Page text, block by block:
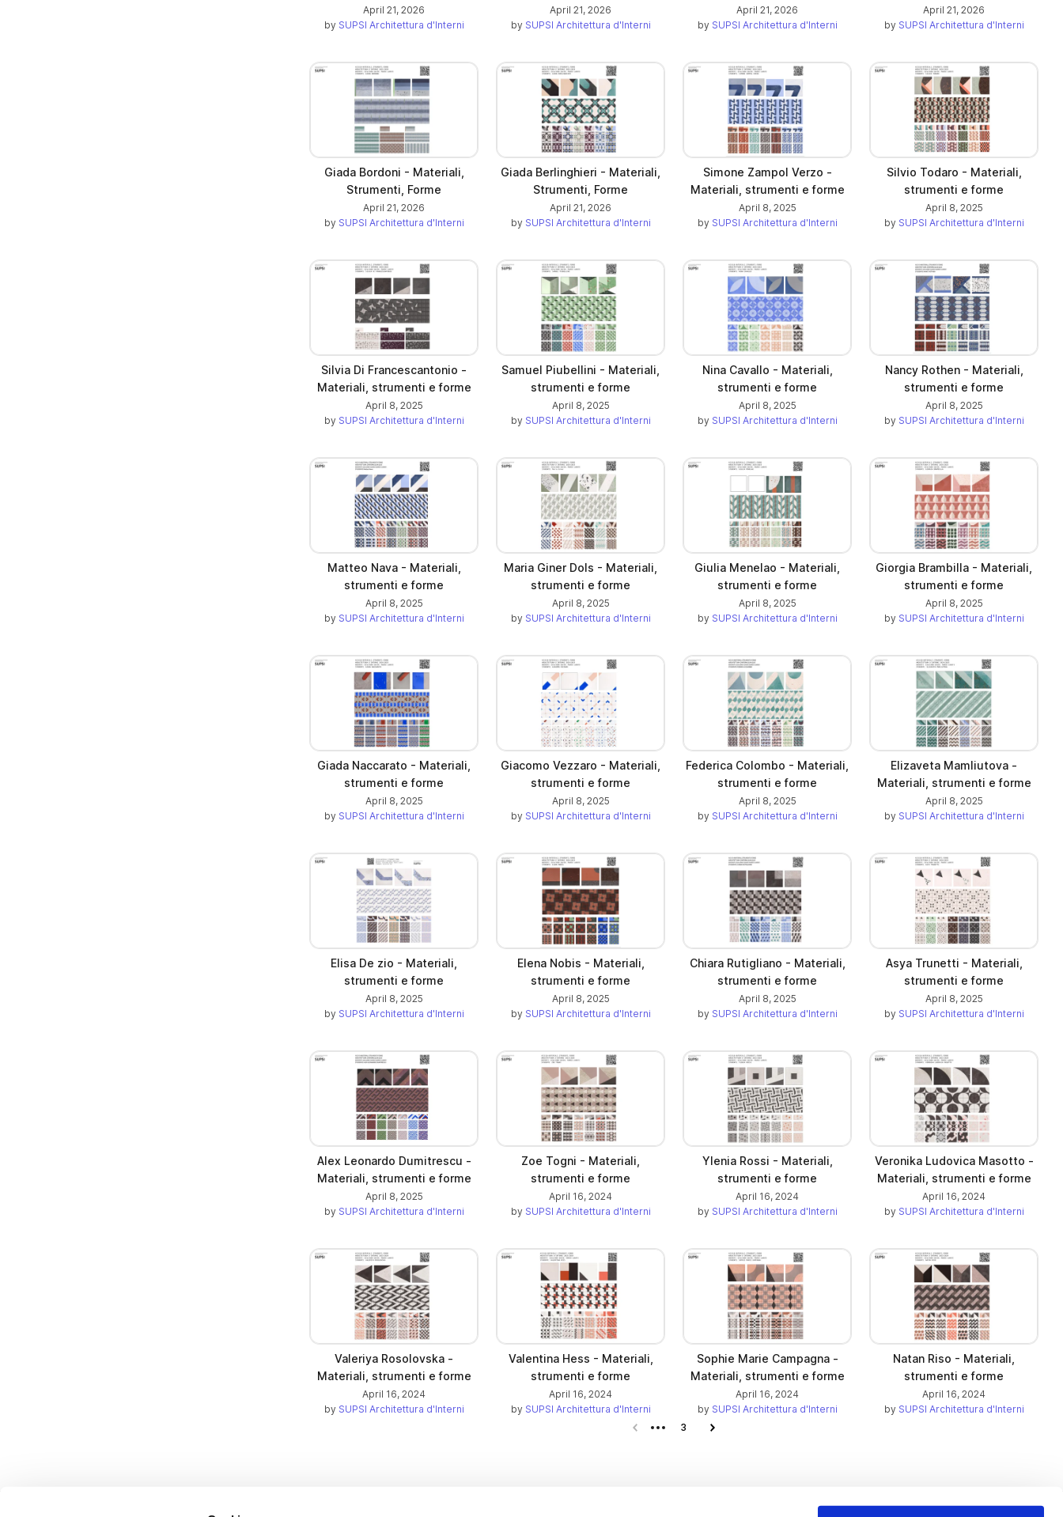
April 21, 2026
by SUPSI Architettura d'Interni
April 21, 2026
by SUPSI Architettura d'Interni
April 21, 2026
by SUPSI Architettura d'Interni
April 21, 2026
by SUPSI Architettura d'Interni
Giada Bordoni - Materiali,
Strumenti, Forme
April 21, 2026
by SUPSI Architettura d'Interni
Giada Berlinghieri - Materiali,
Strumenti, Forme
April 21, 2026
by SUPSI Architettura d'Interni
Simone Zampol Verzo -
Materiali, strumenti e forme
April 8, 2025
by SUPSI Architettura d'Interni
Silvio Todaro - Materiali,
strumenti e forme
April 8, 2025
by SUPSI Architettura d'Interni
Silvia Di Francescantonio -
Materiali, strumenti e forme
April 8, 2025
by SUPSI Architettura d'Interni
Samuel Piubellini - Materiali,
strumenti e forme
April 8, 2025
by SUPSI Architettura d'Interni
Nina Cavallo - Materiali,
strumenti e forme
April 8, 2025
by SUPSI Architettura d'Interni
Nancy Rothen - Materiali,
strumenti e forme
April 8, 2025
by SUPSI Architettura d'Interni
Matteo Nava - Materiali,
strumenti e forme
April 8, 2025
by SUPSI Architettura d'Interni
Maria Giner Dols - Materiali,
strumenti e forme
April 8, 2025
by SUPSI Architettura d'Interni
Giulia Menelao - Materiali,
strumenti e forme
April 8, 2025
by SUPSI Architettura d'Interni
Giorgia Brambilla - Materiali,
strumenti e forme
April 8, 2025
by SUPSI Architettura d'Interni
Giada Naccarato - Materiali,
strumenti e forme
April 8, 2025
by SUPSI Architettura d'Interni
Giacomo Vezzaro - Materiali,
strumenti e forme
April 8, 2025
by SUPSI Architettura d'Interni
Federica Colombo - Materiali,
strumenti e forme
April 8, 2025
by SUPSI Architettura d'Interni
Elizaveta Mamliutova -
Materiali, strumenti e forme
April 8, 2025
by SUPSI Architettura d'Interni
Elisa De zio - Materiali,
strumenti e forme
April 8, 2025
by SUPSI Architettura d'Interni
Elena Nobis - Materiali,
strumenti e forme
April 8, 2025
by SUPSI Architettura d'Interni
Chiara Rutigliano - Materiali,
strumenti e forme
April 8, 2025
by SUPSI Architettura d'Interni
Asya Trunetti - Materiali,
strumenti e forme
April 8, 2025
by SUPSI Architettura d'Interni
Alex Leonardo Dumitrescu -
Materiali, strumenti e forme
April 8, 2025
by SUPSI Architettura d'Interni
Zoe Togni - Materiali,
strumenti e forme
April 16, 2024
by SUPSI Architettura d'Interni
Ylenia Rossi - Materiali,
strumenti e forme
April 16, 2024
by SUPSI Architettura d'Interni
Veronika Ludovica Masotto -
Materiali, strumenti e forme
April 16, 2024
by SUPSI Architettura d'Interni
Valeriya Rosolovska -
Materiali, strumenti e forme
April 16, 2024
by SUPSI Architettura d'Interni
Valentina Hess - Materiali,
strumenti e forme
April 16, 2024
by SUPSI Architettura d'Interni
Sophie Marie Campagna -
Materiali, strumenti e forme
April 16, 2024
by SUPSI Architettura d'Interni
Natan Riso - Materiali,
strumenti e forme
April 16, 2024
by SUPSI Architettura d'Interni
Previous page
3 Next page